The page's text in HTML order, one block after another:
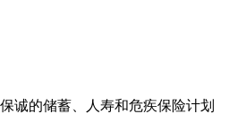
诚的储蓄、人寿和危疾保险计划